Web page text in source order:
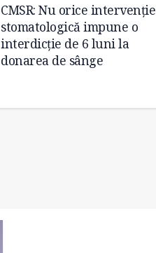
CMSR: Nu orice intervenție
stomatologică impune o
interdicție de 6 luni la
donarea de sânge